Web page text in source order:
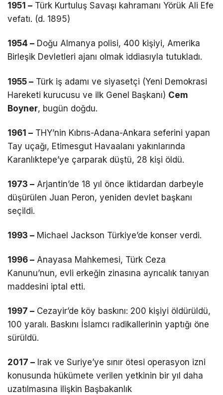
1951 – Türk Kurtuluş Savaşı kahramanı Yörük Ali Efe
vefatı. (d. 1895)
1954 – Doğu Almanya polisi, 400 kişiyi, Amerika
Birleşik Devletleri ajanı olmak iddiasıyla tutukladı.
1955 – Türk iş adamı ve siyasetçi (Yeni Demokrasi
Hareketi kurucusu ve ilk Genel Başkanı) Cem
Boyner, bugün doğdu.
1961 – THY’nin Kıbrıs-Adana-Ankara seferini yapan
Tay uçağı, Etimesgut Havaalanı yakınlarında
Karanlıktepe’ye çarparak düştü, 28 kişi öldü.
1973 – Arjantin’de 18 yıl önce iktidardan darbeyle
düşürülen Juan Peron, yeniden devlet başkanı
seçildi.
1993 – Michael Jackson Türkiye’de konser verdi.
1996 – Anayasa Mahkemesi, Türk Ceza
Kanunu’nun, evli erkeğin zinasına ayrıcalık tanıyan
maddesini iptal etti.
1997 – Cezayir’de köy baskını: 200 kişiyi öldürüldü,
100 yaralı. Baskını İslamcı radikallerinin yaptığı öne
sürüldü.
2017 – Irak ve Suriye’ye sınır ötesi operasyon izni
konusunda hükümete verilen yetkinin bir yıl daha
uzatılmasına ilişkin Başbakanlık